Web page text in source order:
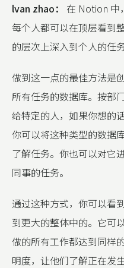
lvan zhao：
在 Notion 中
每个人都可以在顶层看到
的层次上深入到个人的任务
做到这一点的最佳方法是
所有任务的数据库。按部
给特定的人，如果你想的
你可以将这种类型的数据
了解任务。你也可以对它
同事的任务。
通过这种方式，你可以看
到更大的整体中的。它可
做的所有工作都达到同样
明度，让他们了解正在发